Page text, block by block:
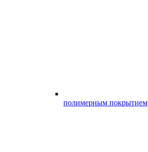
полимерным покрытием